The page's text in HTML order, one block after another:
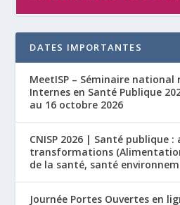
DATES IMPORTANTES
MeetISP – Séminaire national
Internes en Santé Publique
au 16 octobre 2026
CNISP 2026 | Santé publique :
transformations
de la santé, santé
Journée Portes Ouvertes en